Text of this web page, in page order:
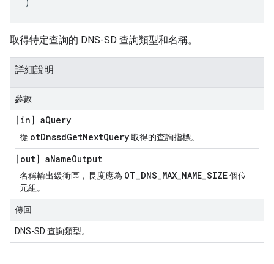
取得特定查詢的 DNS-SD 查詢類型和名稱。
詳細說明
參數
[in] aQuery
從 otDnssdGetNextQuery取得的查詢指標。
[out] aNameOutput
名稱輸出緩衝區，長度應為 OT_DNS_MAX_NAME_SIZE個位
元組。
傳回
DNS-SD 查詢類型。